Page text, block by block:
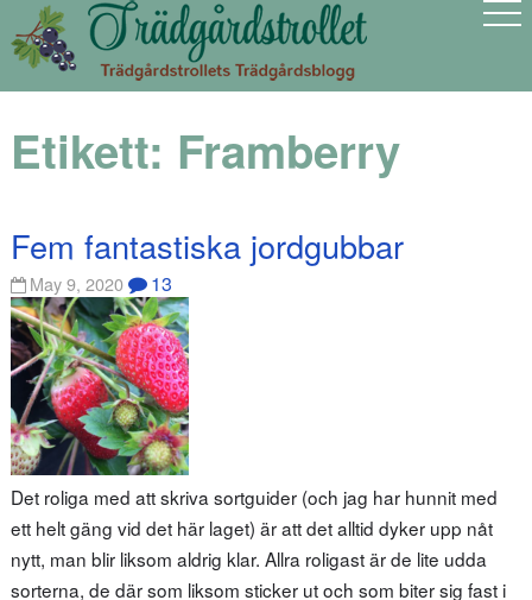
Etikett: Framberry
Fem fantastiska jordgubbar
May 9, 2020 13
Det roliga med att skriva sortguider (och jag har hunnit med
ett helt gäng vid det här laget) är att det alltid dyker upp nåt
nytt, man blir liksom aldrig klar. Allra roligast är de lite udda
sorterna, de där som liksom sticker ut och som biter sig fast i